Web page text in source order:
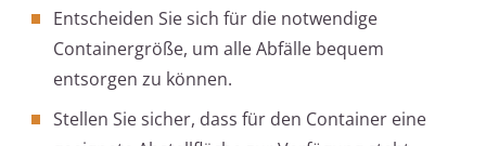
Entscheiden Sie sich für die notwendige
Containergröße, um alle Abfälle bequem
entsorgen zu können.
Stellen Sie sicher, dass für den Container eine